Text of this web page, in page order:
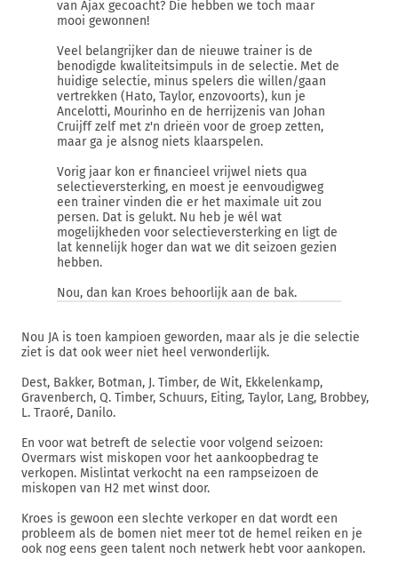
van Ajax gecoacht? Die hebben we toch maar
mooi gewonnen!
Veel belangrijker dan de nieuwe trainer is de
benodigde kwaliteitsimpuls in de selectie. Met de
huidige selectie, minus spelers die willen/gaan
vertrekken (Hato, Taylor, enzovoorts), kun je
Ancelotti, Mourinho en de herrijzenis van Johan
Cruijff zelf met z'n drieën voor de groep zetten,
maar ga je alsnog niets klaarspelen.
Vorig jaar kon er financieel vrijwel niets qua
selectieversterking, en moest je eenvoudigweg
een trainer vinden die er het maximale uit zou
persen. Dat is gelukt. Nu heb je wél wat
mogelijkheden voor selectieversterking en ligt de
lat kennelijk hoger dan wat we dit seizoen gezien
hebben.
Nou, dan kan Kroes behoorlijk aan de bak.
Nou JA is toen kampioen geworden, maar als je die selectie
ziet is dat ook weer niet heel verwonderlijk.
Dest, Bakker, Botman, J. Timber, de Wit, Ekkelenkamp,
Gravenberch, Q. Timber, Schuurs, Eiting, Taylor, Lang, Brobbey,
L. Traoré, Danilo.
En voor wat betreft de selectie voor volgend seizoen:
Overmars wist miskopen voor het aankoopbedrag te
verkopen. Mislintat verkocht na een rampseizoen de
miskopen van H2 met winst door.
Kroes is gewoon een slechte verkoper en dat wordt een
probleem als de bomen niet meer tot de hemel reiken en je
ook nog eens geen talent noch netwerk hebt voor aankopen.